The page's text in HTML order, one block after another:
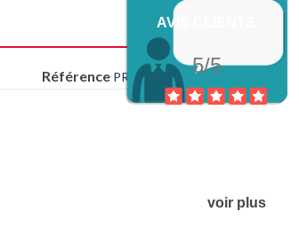
Référence PRY390309
AVIS CLIENTS
5/5
voir plus